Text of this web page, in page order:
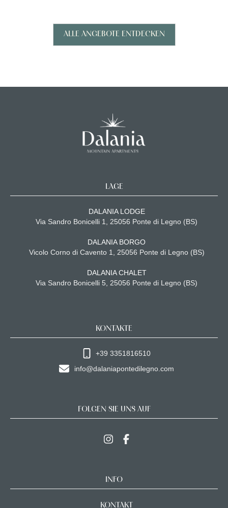
ALLE ANGEBOTE ENTDECKEN
LAGE
DALANIA LODGE
Via Sandro Bonicelli 1, 25056 Ponte di Legno (BS)
DALANIA BORGO
Vicolo Corno di Cavento 1, 25056 Ponte di Legno (BS)
DALANIA CHALET
Via Sandro Bonicelli 5, 25056 Ponte di Legno (BS)
KONTAKTE
+39 3351816510
info@dalaniapontedilegno.com
FOLGEN SIE UNS AUF
INFO
KONTAKT